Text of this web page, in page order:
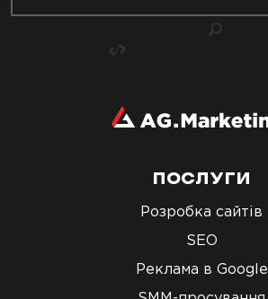
ПОСЛУГИ
Розробка сайтів
SEO
Реклама в Google